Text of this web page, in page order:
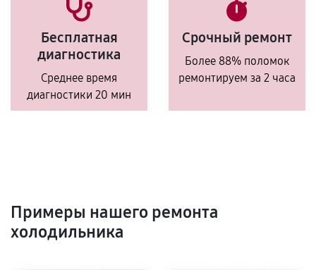
Бесплатная
диагностика
Среднее время
диагностики 20 мин
Срочный ремонт
Более 88% поломок
ремонтируем за 2 часа
Примеры нашего ремонта
холодильника